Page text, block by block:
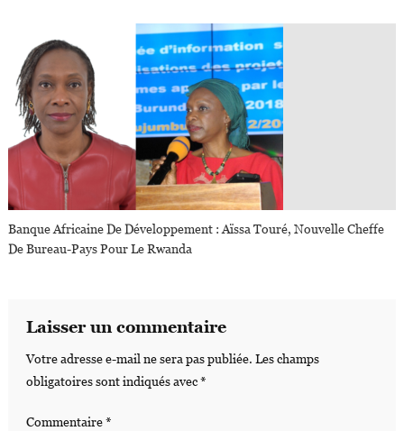
Banque Africaine De Développement : Aïssa Touré, Nouvelle Cheffe
De Bureau-Pays Pour Le Rwanda
Laisser un commentaire
Votre adresse e-mail ne sera pas publiée. Les champs
obligatoires sont indiqués avec*
Commentaire*